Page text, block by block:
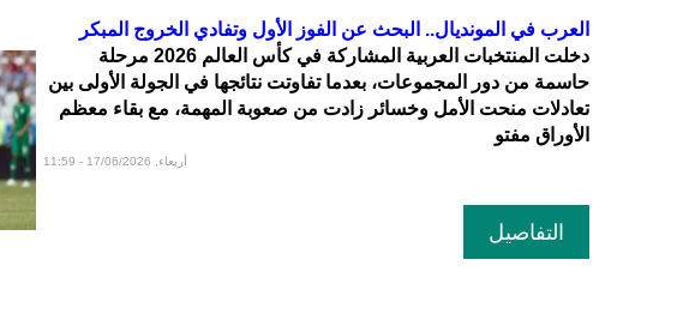
العرب في المونديال.. البحث عن الفوز الأول وتفادي الخروج المبكر
دخلت المنتخبات العربية المشاركة في كأس العالم 2026 مرحلة
حاسمة من دور المجموعات، بعدما تفاوتت نتائجها في الجولة الأولى بين
تعادلات منحت الأمل وخسائر زادت من صعوبة المهمة، مع بقاء معظم
الأوراق مفتو
أربعاء, 17/06/2026 - 11:59
التفاصيل